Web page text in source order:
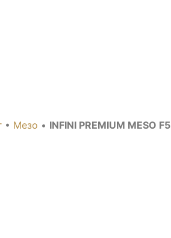
• Мезо • INFINI PREMIUM MESO F5